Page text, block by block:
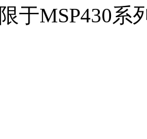
于MSP430系